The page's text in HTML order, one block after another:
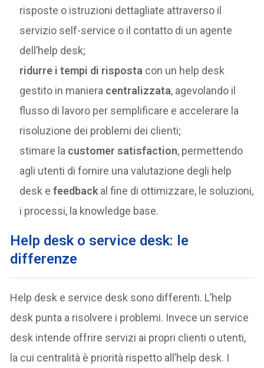
risposte o istruzioni dettagliate attraverso il
servizio self-service o il contatto di un agente
dell’help desk;
ridurre i tempi di risposta con un help desk
gestito in maniera centralizzata, agevolando il
flusso di lavoro per semplificare e accelerare la
risoluzione dei problemi dei clienti;
stimare la customer satisfaction, permettendo
agli utenti di fornire una valutazione degli help
desk efeedback al fine di ottimizzare, le soluzioni,
i processi, la knowledge base.
Help desk o service desk: le
differenze
Help desk e service desk sono differenti. L’help
desk punta a risolvere i problemi. Invece un service
desk intende offrire servizi ai propri clienti o utenti,
la cui centralità è priorità rispetto all’help desk. I